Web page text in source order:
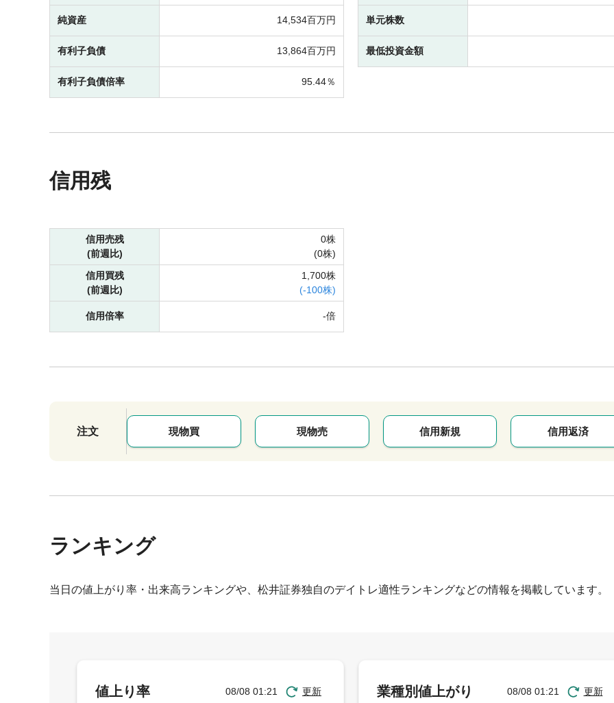
純資産 14,534百万円
有利子負債 13,864百万円
有利子負債倍率 95.44％
単元株数
最低投資金額
信用残
信用売残
(前週比)
0株
(0株)
信用買残
(前週比)
1,700株
(-100株)
信用倍率 -倍
注文 現物買 現物売 信用新規 信用返済
ランキング
当日の値上がり率・出来高ランキングや、松井証券独自のデイトレ適性ランキングなどの情報を掲載しています。